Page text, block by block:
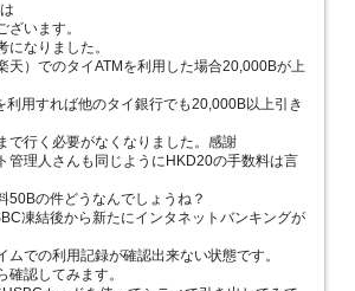
ざいます。
になりました。
天）でのタイATMを利用した場合20,000Bが上
利用すれば他のタイ銀行でも20,000B以上引き
で行く必要がなくなりました。感謝
管理人さんも同じようにHKD20の手数料は言
50Bの件どうなんでしょうね？
凍結後から新たにインタネットバンキングが
ムでの利用記録が確認出来ない状態です。
確認してみます。